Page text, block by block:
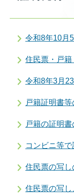
令和8年10月
住民票・戸
令和8年3月
戸籍証明書
戸籍の証明
コンビニ等
住民票の写し
住民票の写